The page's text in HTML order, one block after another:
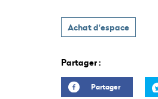
Achat d'espace
Partager :
Partager